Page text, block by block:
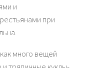
и
при
много вещей